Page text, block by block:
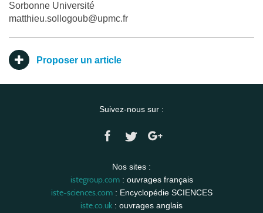
Sorbonne Université
matthieu.sollogoub@upmc.fr
Proposer un article
Suivez-nous sur :
Nos sites :
istegroup.com: ouvrages français
iste-sciences.com: Encyclopédie SCIENCES
iste.co.uk : ouvrages anglais